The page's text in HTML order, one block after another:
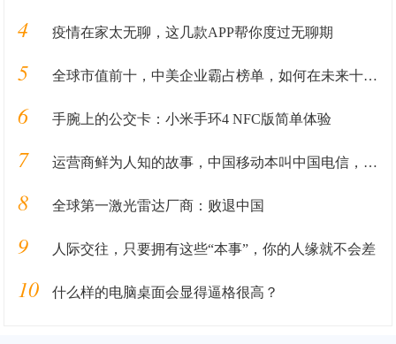
4 疫情在家太无聊，这几款APP帮你度过无聊期
5 全球市值前十，中美企业霸占榜单，如何在未来十年里长盛不衰
6 手腕上的公交卡：小米手环4 NFC版简单体验
7 运营商鲜为人知的故事，中国移动本叫中国电信，电信本来叫什么？
8 全球第一激光雷达厂商：败退中国
9 人际交往，只要拥有这些“本事”，你的人缘就不会差
10 什么样的电脑桌面会显得逼格很高？